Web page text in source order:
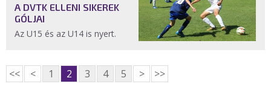
A DVTK ELLENI SIKEREK
GÓLJAI
Az U15 és az U14 is nyert.
<< < 1 2 3 4 5 > >>